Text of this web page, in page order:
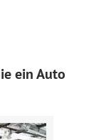
ein Auto